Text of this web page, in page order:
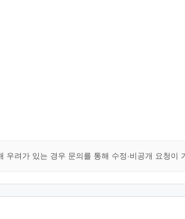
려가 있는 경우 문의를 통해 수정·비공개 요청